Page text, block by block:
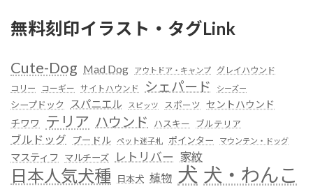
無料刻印イラスト・タグLink
Cute-Dog Mad Dog アウトドア・キャンプ
グレイハウンド
コリー
コーギー サイトハウンド シェパード シーズー
シープドック スパニエル スピッツ スポーツ セントハウンド
チワワ
テリア ハウンド ハスキー ブルテリア
ブルドッグ プードル ペット迷子札 ポインター マウンテン・ドッグ
マスティフ マルチーズ レトリバー 家紋
日本人気犬種 日本犬 植物 犬 犬・わんこ